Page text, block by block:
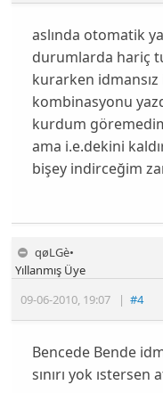
aslında otomatik
durumlarda hariç
kurarken
kombinasyonu
kurdum
ama i.e.dekini
bişey indirceğim
qøLGè•
09-06-2010, 19:07 |#4
Yıllanmış Üye
Bencede Bende
sınırı yok ıstersen